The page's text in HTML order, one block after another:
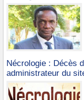
Nécrologie : Décès
administrateur du